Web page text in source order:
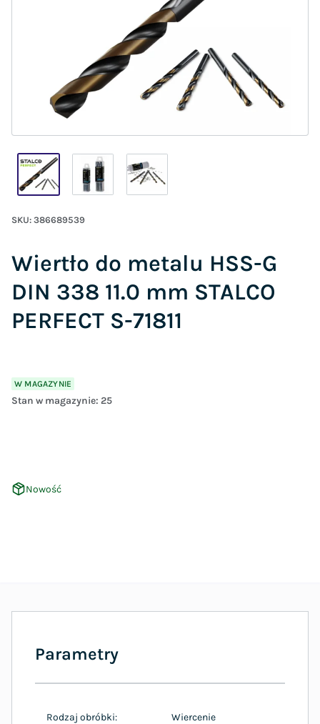
SKU: 386689539
Wiertło do metalu HSS-G
DIN 338 11.0 mm STALCO
PERFECT S-71811
W MAGAZYNIE
Stan w magazynie: 25
Nowość
Parametry
Rodzaj obróbki: Wiercenie